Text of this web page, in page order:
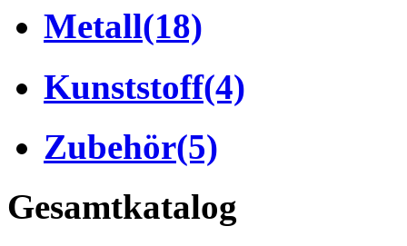
Metall(18)
Kunststoff(4)
Zubehör(5)
Gesamtkatalog